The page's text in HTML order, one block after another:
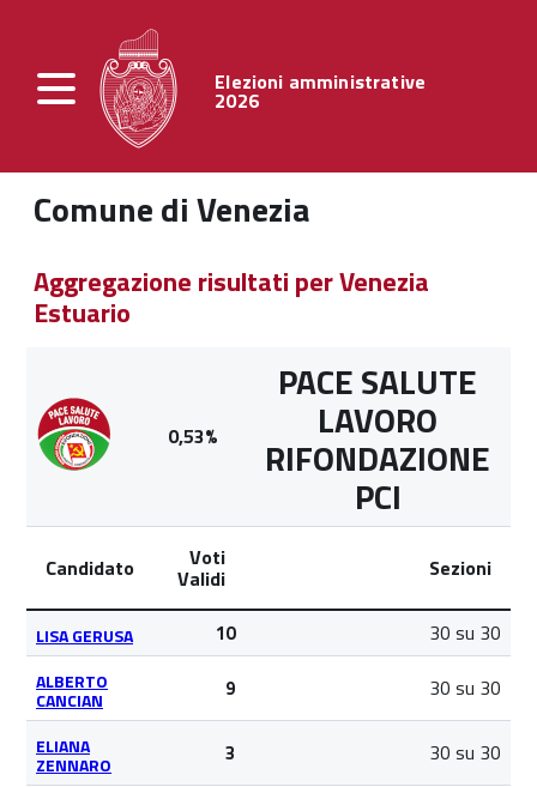
Elezioni amministrative
2026
Comune di Venezia
Aggregazione risultati per Venezia
Estuario
0,53%
PACE SALUTE
LAVORO
RIFONDAZIONE
PCI
Candidato Voti
Validi Sezioni
LISA GERUSA 10 30 su 30
ALBERTO
CANCIAN 9 30 su 30
ELIANA
ZENNARO 3 30 su 30